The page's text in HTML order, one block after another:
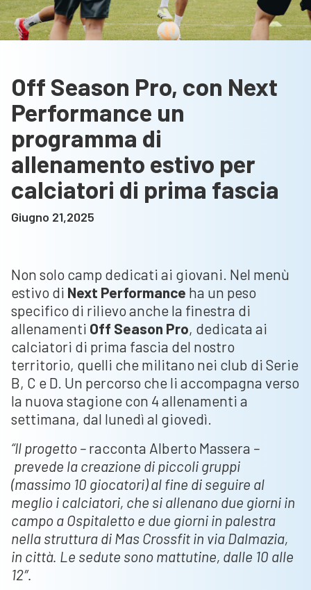
Off Season Pro, con Next
Performance un
programma di
allenamento estivo per
calciatori di prima fascia
Giugno 21,2025
Non solo camp dedicati ai giovani. Nel menù
estivo di Next Performance ha un peso
specifico di rilievo anche la finestra di
allenamenti Off Season Pro, dedicata ai
calciatori di prima fascia del nostro
territorio, quelli che militano nei club di Serie
B, C e D. Un percorso che li accompagna verso
la nuova stagione con 4 allenamenti a
settimana, dal lunedì al giovedì.
“Il progetto – racconta Alberto Massera –
prevede la creazione di piccoli gruppi
(massimo 10 giocatori) al fine di seguire al
meglio i calciatori, che si allenano due giorni in
campo a Ospitaletto e due giorni in palestra
nella struttura di Mas Crossfit in via Dalmazia,
in città. Le sedute sono mattutine, dalle 10 alle
12″.